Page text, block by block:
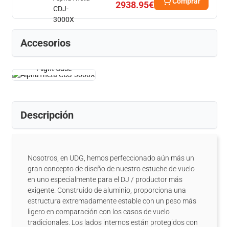
2938.95€
Accesorios
Flight Case
Descripción
Nosotros, en UDG, hemos perfeccionado aún más un
gran concepto de diseño de nuestro estuche de vuelo
en uno especialmente para el DJ / productor más
exigente. Construido de aluminio, proporciona una
estructura extremadamente estable con un peso más
ligero en comparación con los casos de vuelo
tradicionales. Los lados internos están protegidos con